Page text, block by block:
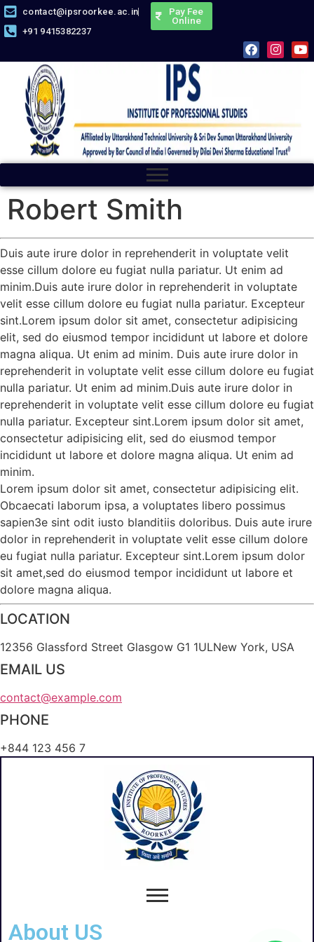
contact@ipsroorkee.ac.in
+91 9415382237
Pay Fee
Online
Robert Smith
Duis aute irure dolor in reprehenderit in voluptate velit
esse cillum dolore eu fugiat nulla pariatur. Ut enim ad
minim.Duis aute irure dolor in reprehenderit in voluptate
velit esse cillum dolore eu fugiat nulla pariatur. Excepteur
sint.Lorem ipsum dolor sit amet, consectetur adipisicing
elit, sed do eiusmod tempor incididunt ut labore et dolore
magna aliqua. Ut enim ad minim. Duis aute irure dolor in
reprehenderit in voluptate velit esse cillum dolore eu fugiat
nulla pariatur. Ut enim ad minim.Duis aute irure dolor in
reprehenderit in voluptate velit esse cillum dolore eu fugiat
nulla pariatur. Excepteur sint.Lorem ipsum dolor sit amet,
consectetur adipisicing elit, sed do eiusmod tempor
incididunt ut labore et dolore magna aliqua. Ut enim ad
minim.
Lorem ipsum dolor sit amet, consectetur adipisicing elit.
Obcaecati laborum ipsa, a voluptates libero possimus
sapien3e sint odit iusto blanditiis doloribus. Duis aute irure
dolor in reprehenderit in voluptate velit esse cillum dolore
eu fugiat nulla pariatur. Excepteur sint.Lorem ipsum dolor
sit amet,sed do eiusmod tempor incididunt ut labore et
dolore magna aliqua.
LOCATION
12356 Glassford Street Glasgow G1 1ULNew York, USA
EMAIL US
contact@example.com
PHONE
+844 123 456 7
About US